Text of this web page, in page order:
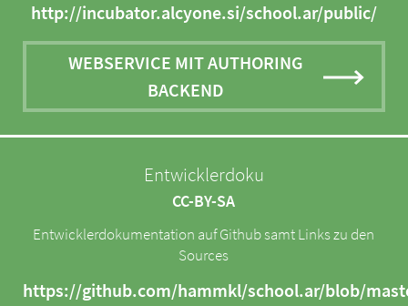
http://incubator.alcyone.si/school.ar/public/
WEBSERVICE MIT AUTHORING
BACKEND
Entwicklerdoku
CC-BY-SA
Entwicklerdokumentation auf Github samt Links zu den
Sources
https://github.com/hammkl/school.ar/blob/